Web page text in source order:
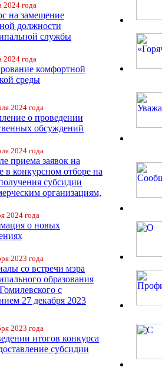
2024 года
на замещение
должности
службы
2024 года
комфортной
среды
2024 года
о проведении
обсуждений
2024 года
приема заявок на
в конкурсном отборе на
субсидии
организациям,
2024 года
о новых
2023 года
со встречи мэра
образования
с
27 декабря 2023
2023 года
итогов конкурса
субсидии